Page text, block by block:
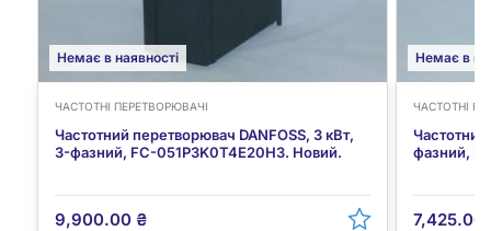
Немає в наявності
ЧАСТОТНІ ПЕРЕТВОРЮВАЧІ
Частотний перетворювач DANFOSS, 3 кВт,
3-фазний, FC-051P3K0T4E20H3. Новий.
9,900.00 ₴
Немає в
ЧАСТОТНІ
фазний,
7,425.00